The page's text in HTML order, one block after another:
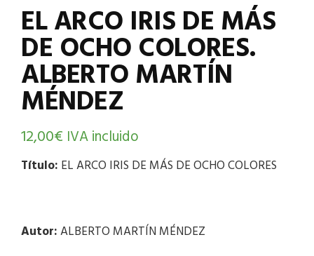
EL ARCO IRIS DE MÁS
DE OCHO COLORES.
ALBERTO MARTÍN
MÉNDEZ
12,00€ IVA incluido
Título: EL ARCO IRIS DE MÁS DE OCHO COLORES
Autor:ALBERTO MARTÍN MÉNDEZ